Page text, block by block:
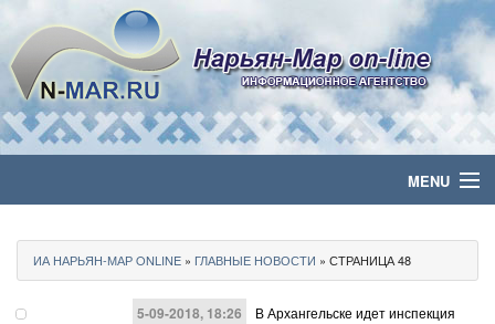
MENU
Политика
ИА НАРЬЯН-МАР ONLINE » ГЛАВНЫЕ НОВОСТИ » СТРАНИЦА 48
5-09-2018, 18:26
В Архангельске идет инспекция